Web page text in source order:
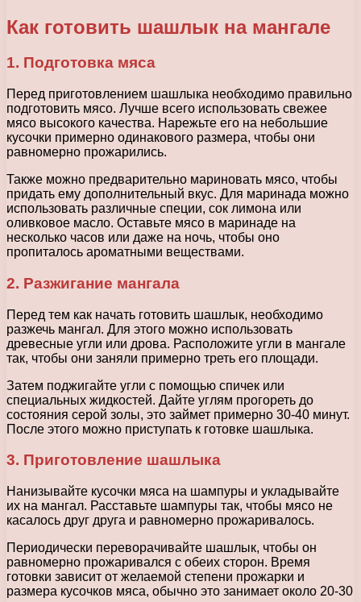
Как готовить шашлык на мангале
1. Подготовка мяса
Перед приготовлением шашлыка необходимо правильно
подготовить мясо. Лучше всего использовать свежее
мясо высокого качества. Нарежьте его на небольшие
кусочки примерно одинакового размера, чтобы они
равномерно прожарились.
Также можно предварительно мариновать мясо, чтобы
придать ему дополнительный вкус. Для маринада можно
использовать различные специи, сок лимона или
оливковое масло. Оставьте мясо в маринаде на
несколько часов или даже на ночь, чтобы оно
пропиталось ароматными веществами.
2. Разжигание мангала
Перед тем как начать готовить шашлык, необходимо
разжечь мангал. Для этого можно использовать
древесные угли или дрова. Расположите угли в мангале
так, чтобы они заняли примерно треть его площади.
Затем поджигайте угли с помощью спичек или
специальных жидкостей. Дайте углям прогореть до
состояния серой золы, это займет примерно 30-40 минут.
После этого можно приступать к готовке шашлыка.
3. Приготовление шашлыка
Нанизывайте кусочки мяса на шампуры и укладывайте
их на мангал. Расставьте шампуры так, чтобы мясо не
касалось друг друга и равномерно прожаривалось.
Периодически переворачивайте шашлык, чтобы он
равномерно прожаривался с обеих сторон. Время
готовки зависит от желаемой степени прожарки и
размера кусочков мяса, обычно это занимает около 20-30